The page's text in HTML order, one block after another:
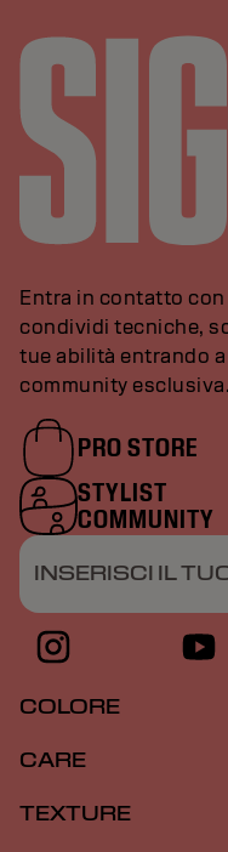
Entra in contatto
condividi tecniche,
tue abilità entrando
community esclusiva.
PRO STORE
STYLIST
COMMUNITY
INSERISCI IL
COLORE
CARE
TEXTURE